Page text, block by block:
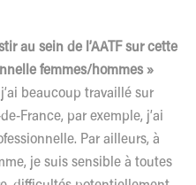
au sein de l’AATF sur cette
femmes/hommes »
beaucoup travaillé sur
France, par exemple, j’ai
Par ailleurs, à
je suis sensible à toutes